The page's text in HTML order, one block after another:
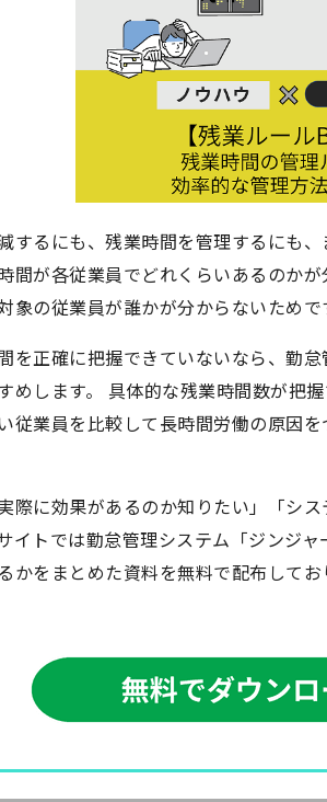
するにも、残業時間を管理するにも
間が各従業員でどれくらいあるのか
象の従業員が誰かが分からないためで
を正確に把握できていないなら、勤
めします。 具体的な残業時間数が把
従業員を比較して長時間労働の原因
際に効果があるのか知りたい」「シ
イトでは勤怠管理システム「ジンジ
かをまとめた資料を無料で配布して